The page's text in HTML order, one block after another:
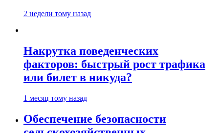
2 недели тому назад
Накрутка поведенческих
факторов: быстрый рост трафика
или билет в никуда?
1 месяц тому назад
Обеспечение безопасности